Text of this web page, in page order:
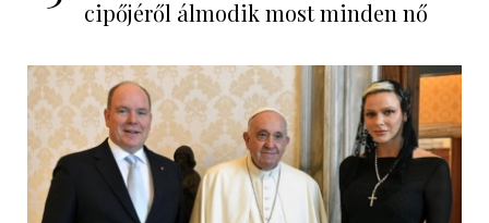
cipőjéről álmodik most minden nő